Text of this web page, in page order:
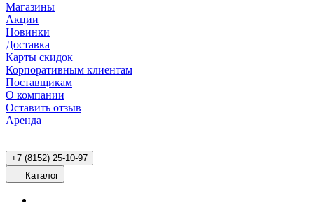
Магазины
Акции
Новинки
Доставка
Карты скидок
Корпоративным клиентам
Поставщикам
О компании
Оставить отзыв
Аренда
+7 (8152) 25-10-97
Каталог